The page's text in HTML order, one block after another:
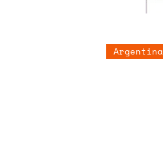
Argentina